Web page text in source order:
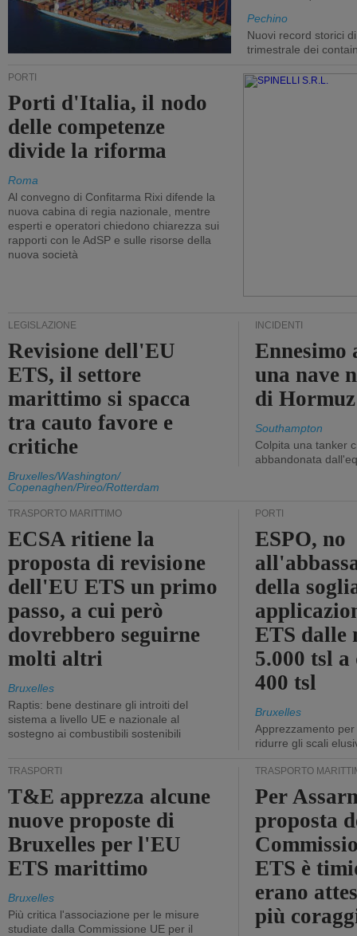
Pechino
Nuovi record storici
trimestrale dei
PORTI
Porti d'Italia, il nodo
delle competenze
divide la riforma
Roma
Al convegno di Confitarma Rixi difende la
nuova cabina di regia nazionale, mentre
esperti e operatori chiedono chiarezza sui
rapporti con le AdSP e sulle risorse della
nuova società
LEGISLAZIONE
Revisione dell'EU
ETS, il settore
marittimo si spacca
tra cauto favore e
critiche
Bruxelles/Washington/
Copenaghen/Pireo/Rotterdam
INCIDENTI
Ennesimo
una nave
di Hormuz
Southampton
Colpita una tanker
abbandonata
TRASPORTO MARITTIMO
ECSA ritiene la
proposta di revisione
dell'EU ETS un primo
passo, a cui però
dovrebbero seguirne
molti altri
Bruxelles
Raptis: bene destinare gli introiti del
sistema a livello UE e nazionale al
sostegno ai combustibili sostenibili
PORTI
ESPO, no
della
ETS dalle
5.000 tsl
400 tsl
Bruxelles
Apprezzamento
ridurre gli scali
TRASPORTI
T&E apprezza alcune
nuove proposte di
Bruxelles per l'EU
ETS marittimo
Bruxelles
Più critica l'associazione per le misure
studiate dalla Commissione UE per il
TRASPORTO
Per
proposta
ETS è
erano
più